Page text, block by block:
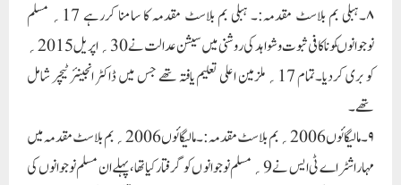
۸۔ہبلی بم بلاسٹ مقدمہ:۔ ہبلی بم بلاسٹ مقدمہ کا سامنا کررہے 17؍ مسلم
نوجوانوںکو ناکافی ثبوت و شواہد کی روشنی میں سیشن عدالت نے 30؍ اپریل 2015؍
کو بری کردیا۔تمام 17؍ ملزمین اعلی تعلیم یافتہ تھے جس میں ڈاکٹر انجینئر ٹیچر شامل
تھے۔
۹۔ مالیگائوں2006؍ بم بلاسٹ مقدمہ:۔ مالیگائوں 2006؍ بم بلاسٹ مقدمہ میں
مہاراشٹر اے ٹی ایس نے 9؍ مسلم نوجوانو ں کو گرفتارکیا تھا، پہلے ان مسلم نوجوانوں کی